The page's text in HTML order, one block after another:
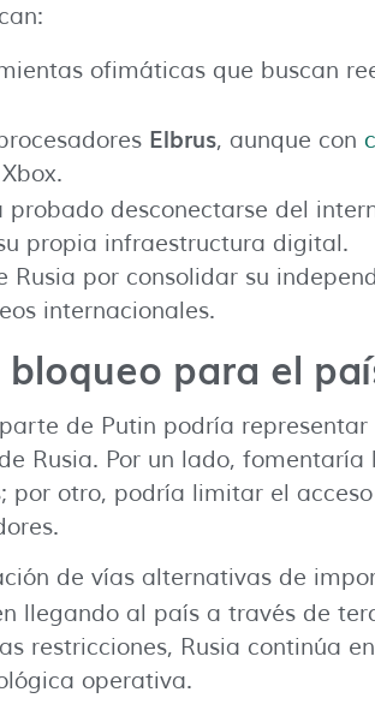
ofimáticas que buscan
Elbrus, aunque con
probado desconectarse del
propia infraestructura digital.
Rusia por consolidar su
internacionales.
para el
de Putin podría
Rusia. Por un lado, fomentaría
por otro, podría limitar el
de vías alternativas de
llegando al país a través de
restricciones, Rusia continúa
operativa.